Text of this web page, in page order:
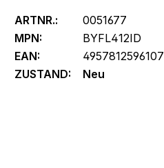
ARTNR.:
0051677
MPN:
BYFL412ID
EAN:
4957812596107
ZUSTAND:
Neu